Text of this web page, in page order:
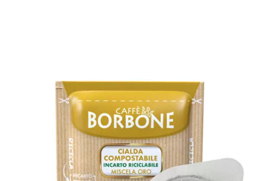
1050 cialde filtrocarta compostabili
ESE 44 mm Caffè Borbone miscela
ORO GOLD